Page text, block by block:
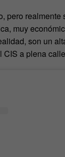
pero realmente
muy
son un
CIS a plena